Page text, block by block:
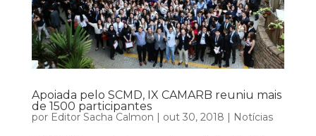
Apoiada pelo SCMD, IX CAMARB reuniu mais
de 1500 participantes
por Editor Sacha Calmon | out 30, 2018 | Notícias